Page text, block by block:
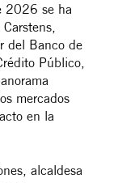
2026 se ha
del Banco de
Público,
mercados
en la
alcaldesa